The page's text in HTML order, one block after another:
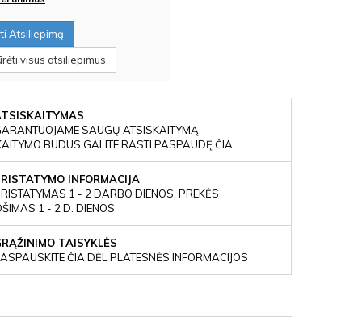
Atsiliepimą
visus atsiliepimus
SAUGŲ ATSISKAITYMĄ.
BŪDUS GALITE RASTI PASPAUDĘ ČIA..
INFORMACIJA
1 - 2 DARBO DIENOS, PREKĖS
1 - 2 D. DIENOS
TAISYKLĖS
ČIA DĖL PLATESNĖS INFORMACIJOS